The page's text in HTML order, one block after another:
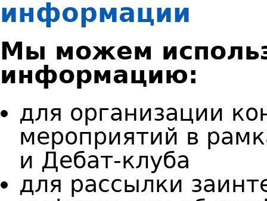
информации
Мы можем
информацию:
для организации
мероприятий в
и Дебат-клуба
для рассылки